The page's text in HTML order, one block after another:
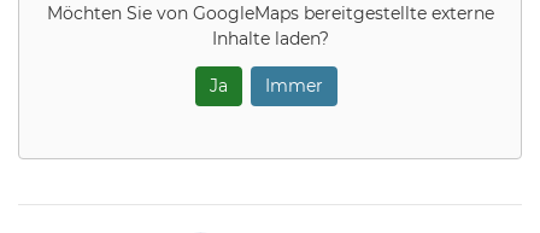
Möchten Sie von GoogleMapsbereitgestellte externe
Inhalte laden?
Ja Immer